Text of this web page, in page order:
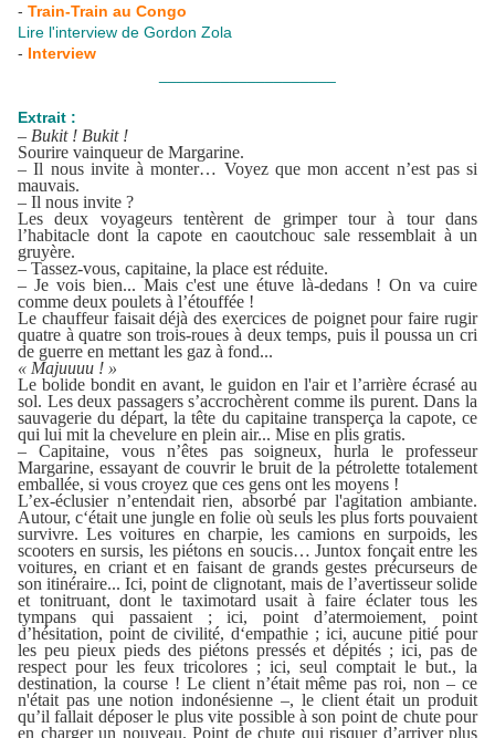
- Train-Train au Congo
Lire l'interview de Gordon Zola
- Interview
Extrait :
– Bukit ! Bukit !
Sourire vainqueur de Margarine.
– Il nous invite à monter… Voyez que mon accent n’est pas si
mauvais.
– Il nous invite ?
Les deux voyageurs tentèrent de grimper tour à tour dans
l’habitacle dont la capote en caoutchouc sale ressemblait à un
gruyère.
– Tassez-vous, capitaine, la place est réduite.
– Je vois bien... Mais c'est une étuve là-dedans ! On va cuire
comme deux poulets à l’étouffée !
Le chauffeur faisait déjà des exercices de poignet pour faire rugir
quatre à quatre son trois-roues à deux temps, puis il poussa un cri
de guerre en mettant les gaz à fond...
« Majuuuu ! »
Le bolide bondit en avant, le guidon en l'air et l’arrière écrasé au
sol. Les deux passagers s’accrochèrent comme ils purent. Dans la
sauvagerie du départ, la tête du capitaine transperça la capote, ce
qui lui mit la chevelure en plein air... Mise en plis gratis.
– Capitaine, vous n’êtes pas soigneux, hurla le professeur
Margarine, essayant de couvrir le bruit de la pétrolette totalement
emballée, si vous croyez que ces gens ont les moyens !
L’ex-éclusier n’entendait rien, absorbé par l'agitation ambiante.
Autour, c‘était une jungle en folie où seuls les plus forts pouvaient
survivre. Les voitures en charpie, les camions en surpoids, les
scooters en sursis, les piétons en soucis… Juntox fonçait entre les
voitures, en criant et en faisant de grands gestes précurseurs de
son itinéraire... Ici, point de clignotant, mais de l’avertisseur solide
et tonitruant, dont le taximotard usait à faire éclater tous les
tympans qui passaient ; ici, point d’atermoiement, point
d’hésitation, point de civilité, d‘empathie ; ici, aucune pitié pour
les peu pieux pieds des piétons pressés et dépités ; ici, pas de
respect pour les feux tricolores ; ici, seul comptait le but., la
destination, la course ! Le client n’était même pas roi, non – ce
n'était pas une notion indonésienne –, le client était un produit
qu’il fallait déposer le plus vite possible à son point de chute pour
en charger un nouveau. Point de chute qui risquer d’arriver plus